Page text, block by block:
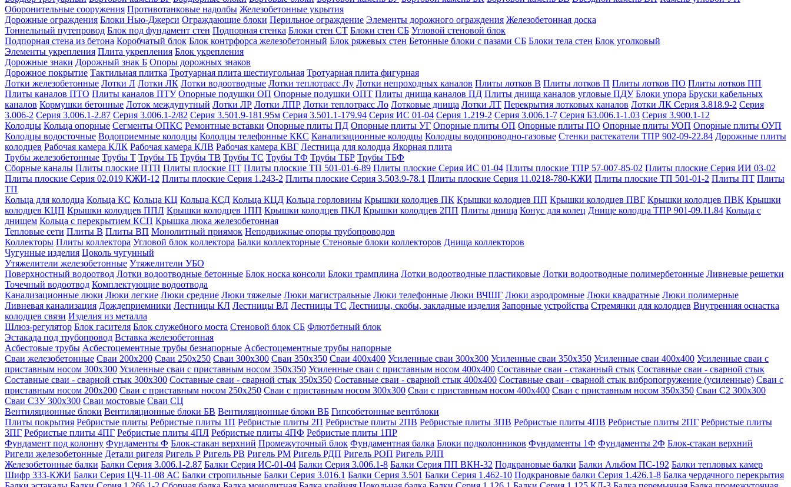
Оборонительные сооружения Противотанковые надолбы Железобетонные укрытия
Дорожные ограждения Блоки Нью-Джерси Ограждающие блоки Перильное ограждение Элементы дорожного ограждения Железобетонная доска
Тоннельный путепровод Блок под фундамент стен Подпорная стенка Блоки стен СТ Блоки стен СБ Угловой стеновой блок
Подпорная стена из бетона Коробчатый блок Блок контрфорса железобетонный Блок ряжевых стен Бетонные блоки с пазами СБ Блоки тела стен Блок уголковый
Элементы укрепления Плита укрепления Блок укрепления
Дорожные знаки Дорожный знак Б Опоры дорожных знаков
Дорожное покрытие Тактильная плитка Тротуарная плита шестиугольная Тротуарная плита фигурная
Лотки железобетонные Лотки Л Лотки ЛК Лотки водоотводные Лотки теплотрасс Лу Лотки непроходных каналов Плиты лотков В Плиты лотков П Плиты лотков ПО Плиты лотков ПП
Плиты каналов ПТО Плиты каналов ПТУ Опорные подушки ОП Опорные подушки ОПТ Плиты днища каналов ПД Плиты днища каналов угловые ПДУ Блоки упора Бруски кабельных
каналов Кормушки бетонные Лоток междупутный Лотки ЛР Лотки ЛПР Лотки теплотрасс Ло Лотковые днища Лотки ЛТ Перекрытия лотковых каналов Лотки ЛК Серия 3.818.9-2 Серия
3.006-2 Серия 3.006.1-2.87 Серия 3.006.1-2/82 Серия 3.501.9-181.95м Серия 3.501.1-179.94 Серия ИС 01-04 Серия 1.219-2 Серия 3.006.1-7 Серия Б3.006.1-1.03 Серия 3.900.1-12
Колодцы Кольца опорные Сегменты ОПКС Ремонтные вставки Опорные плиты ПД Опорные плиты УГ Опорные плиты ОП Опорные плиты ПО Опорные плиты УОП Опорные плиты ОУП
Колодцы водосточные Водоприемные колодцы Колодцы телефонные ККС Канализационные колодцы Колодцы водопроводно-газовые Стенки растекатели ТПР 902-09-22.84 Дорожные плиты
колодцев Рабочая камера КЛК Рабочая камера КЛВ Рабочая камера КВГ Лестница для колодца Якорная плита
Трубы железобетонные Трубы Т Трубы ТБ Трубы ТВ Трубы ТС Трубы ТФ Трубы ТБР Трубы ТБФ
Сборные каналы Плиты плоские ПТП Плиты плоские ПТ Плиты плоские ТП 501-01-6-89 Плиты плоские Серия ИС 01-04 Плиты плоские ТПР 57-007-85-02 Плиты плоские Серия ИИ 03-02
Плиты плоские Серия 02.019 КЖИ-12 Плиты плоские Серия 1.243-2 Плиты плоские Серия 3.503.9-78.1 Плиты плоские Серия 11.0218-780-КЖИ Плиты плоские ТП 501-01-2 Плиты ПТ Плиты
ТП
Кольца для колодца Кольца КС Кольца КЦ Кольца КСД Кольца КЦД Кольца горловины Крышки колодцев ПК Крышки колодцев ПП Крышки колодцев ПВГ Крышки колодцев ПВК Крышки
колодцев КЦП Крышки колодцев ППЛ Крышки колодцев 1ПП Крышки колодцев ПКЛ Крышки колодцев 2ПП Плиты днища Конус для колец Днище колодца ТПР 901-09.11.84 Кольца с
днищем Кольца с перекрытием КСП Крышка люка железобетонная
Тепловые сети Плиты В Плиты ВП Монолитный приямок Неподвижные опоры трубопроводов
Коллекторы Плиты коллектора Угловой блок коллектора Балки коллекторные Стеновые блоки коллекторов Днища коллекторов
Чугунные изделия Цоколь чугунный
Утяжелители железобетонные Утяжелители УБО
Поверхностный водоотвод Лотки водоотводные бетонные Блок носка консоли Блоки трамплина Лотки водоотводные пластиковые Лотки водоотводные полимербетонные Ливневые решетки
Точечный водоотвод Комплектующие водоотвода
Канализационные люки Люки легкие Люки средние Люки тяжелые Люки магистральные Люки телефонные Люки ВЧШГ Люки аэродромные Люки квадратные Люки полимерные
Ливневая канализация Дождеприемники Лестницы КЛ Лестницы ВЛ Лестницы ТС Лестницы, скобы, закладные изделия Запорные устройства Стремянки для колодцев Внутренняя оснастка
колодцев связи Изделия из металла
Шлюз-регулятор Блок гасителя Блок служебного моста Стеновой блок СБ Флютбетный блок
Эстакада под трубопровод Вставка железобетонная
Асбестовые трубы Асбестоцементные трубы безнапорные Асбестоцементные трубы напорные
Сваи железобетонные Сваи 200х200 Сваи 250х250 Сваи 300х300 Сваи 350х350 Сваи 400х400 Усиленные сваи 300х300 Усиленные сваи 350х350 Усиленные сваи 400х400 Усиленные сваи с
приставным носом 300х300 Усиленные сваи с приставным носом 350х350 Усиленные сваи с приставным носом 400х400 Составные сваи - стаканный стык Составные сваи - сварной стык
Составные сваи - сварной стык 300х300 Составные сваи - сварной стык 350х350 Составные сваи - сварной стык 400х400 Составные сваи - сварной стык вибропогружение (усиленные) Сваи с
приставным носом 200х200 Сваи с приставным носом 250х250 Сваи с приставным носом 300х300 Сваи с приставным носом 400х400 Сваи с приставным носом 350х350 Сваи С2 300х300
Сваи С3У 300х300 Сваи мостовые Сваи СЦ
Вентиляционные блоки Вентиляционные блоки БВ Вентиляционные блоки ВБ Гипсобетонные вентблоки
Плиты покрытия Ребристые плиты Ребристые плиты 1П Ребристые плиты 2П Ребристые плиты 2ПВ Ребристые плиты 3ПВ Ребристые плиты 4ПВ Ребристые плиты 2ПГ Ребристые плиты
3ПГ Ребристые плиты 4ПГ Ребристые плиты 4ПЛ Ребристые плиты 4ПФ Ребристые плиты 1ПР
Фундамент под колонну Фундаменты Ф Блок-стакан верхний Промежуточный блок Фундаментная балка Блоки подколонников Фундаменты 1Ф Фундаменты 2Ф Блок-стакан верхний
Ригели железобетонные Детали ригеля Ригель Р Ригель РВ Ригель РМ Ригель РДП Ригель РОП Ригель РЛП
Железобетонные балки Балки Серия 3.006.1-2.87 Балки Серия ИС-01-04 Балки Серия 3.006.1-8 Балки Серия ПП ВКН-32 Подкрановые балки Балки Альбом ПС-192 Балки тепловых камер
Шифр 333-КЖИ Балки Серия ЦЧ-11-08 АС Балки стропильные Балки Серия 3.016.1 Балки Серия 3.501 Балки Серия 1.462-10 Подкрановые балки Серия 1.426.1-8 Балка чердачного перекрытия